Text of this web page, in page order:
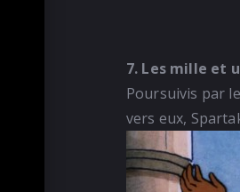
7. Les mille et
Poursuivis par
vers eux,